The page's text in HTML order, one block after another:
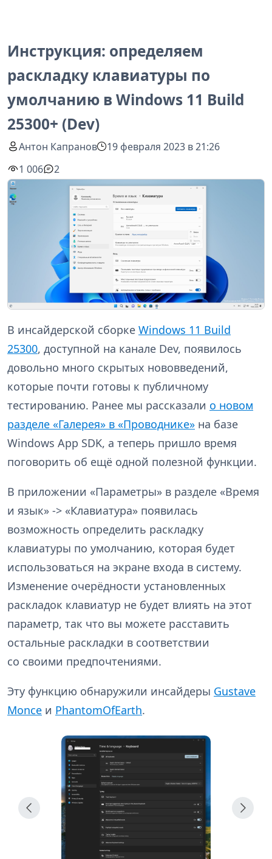
Инструкция: определяем
раскладку клавиатуры по
умолчанию в Windows 11 Build
25300+ (Dev)
Антон Капранов
19 февраля 2023 в 21:26
1 006
2
В инсайдерской сборке Windows 11 Build
25300, доступной на канале Dev, появилось
довольно много скрытых нововведений,
которые почти готовы к публичному
тестированию. Ранее мы рассказали о новом
разделе «Галерея» в «Проводнике» на базе
Windows App SDK, а теперь пришло время
поговорить об ещё одной полезной функции.
В приложении «Параметры» в разделе «Время
и язык» -> «Клавиатура» появилась
возможность определить раскладку
клавиатуры по умолчанию, которая будет
использоваться на экране входа в систему.
Изменение очерёдности установленных
раскладок клавиатур не будет влиять на этот
параметр, так что вы можете расставить
остальные раскладки в соответствии
со своими предпочтениями.
Эту функцию обнаружили инсайдеры Gustave
Monce и PhantomOfEarth.